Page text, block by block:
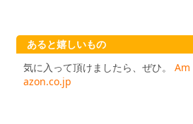
あると嬉しいもの
気に入って頂けましたら、ぜひ。 Am
azon.co.jp